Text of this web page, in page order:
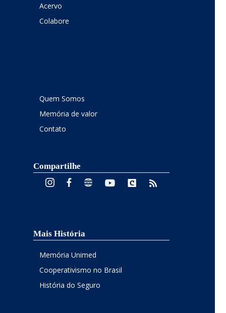
Acervo
Colabore
Quem Somos
Memória de valor
Contato
Compartilhe
Mais História
Memória Unimed
Cooperativismo no Brasil
História do Seguro